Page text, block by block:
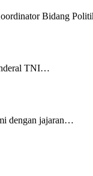
Bidang
TNI…
dengan jajaran…